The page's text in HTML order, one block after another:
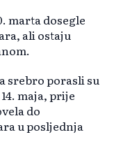
marta dosegle
ali ostaju
srebro porasli su
maja, prije
do
u posljednja